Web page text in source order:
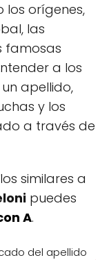
los orígenes,
las
famosas
a los
apellido,
y los
a través de
similares a
puedes
A.
del apellido